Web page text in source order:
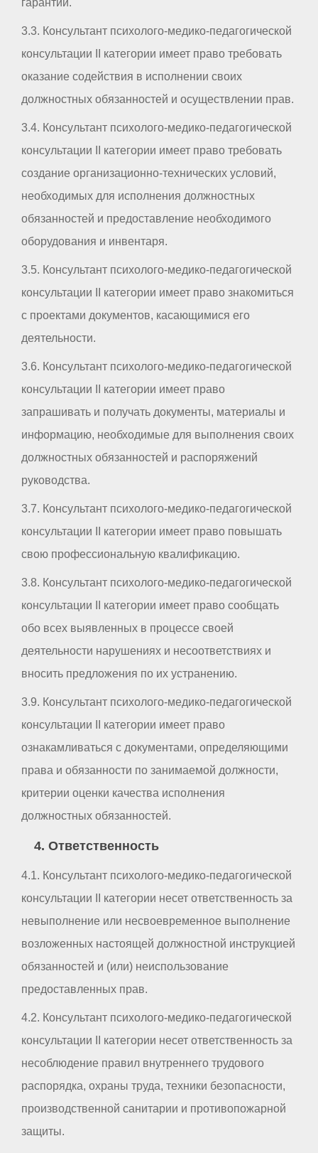
гарантии.
3.3. Консультант психолого-медико-педагогической
консультации II категории имеет право требовать
оказание содействия в исполнении своих
должностных обязанностей и осуществлении прав.
3.4. Консультант психолого-медико-педагогической
консультации II категории имеет право требовать
создание организационно-технических условий,
необходимых для исполнения должностных
обязанностей и предоставление необходимого
оборудования и инвентаря.
3.5. Консультант психолого-медико-педагогической
консультации II категории имеет право знакомиться
с проектами документов, касающимися его
деятельности.
3.6. Консультант психолого-медико-педагогической
консультации II категории имеет право
запрашивать и получать документы, материалы и
информацию, необходимые для выполнения своих
должностных обязанностей и распоряжений
руководства.
3.7. Консультант психолого-медико-педагогической
консультации II категории имеет право повышать
свою профессиональную квалификацию.
3.8. Консультант психолого-медико-педагогической
консультации II категории имеет право сообщать
обо всех выявленных в процессе своей
деятельности нарушениях и несоответствиях и
вносить предложения по их устранению.
3.9. Консультант психолого-медико-педагогической
консультации II категории имеет право
ознакамливаться с документами, определяющими
права и обязанности по занимаемой должности,
критерии оценки качества исполнения
должностных обязанностей.
4. Ответственность
4.1. Консультант психолого-медико-педагогической
консультации II категории несет ответственность за
невыполнение или несвоевременное выполнение
возложенных настоящей должностной инструкцией
обязанностей и (или) неиспользование
предоставленных прав.
4.2. Консультант психолого-медико-педагогической
консультации II категории несет ответственность за
несоблюдение правил внутреннего трудового
распорядка, охраны труда, техники безопасности,
производственной санитарии и противопожарной
защиты.